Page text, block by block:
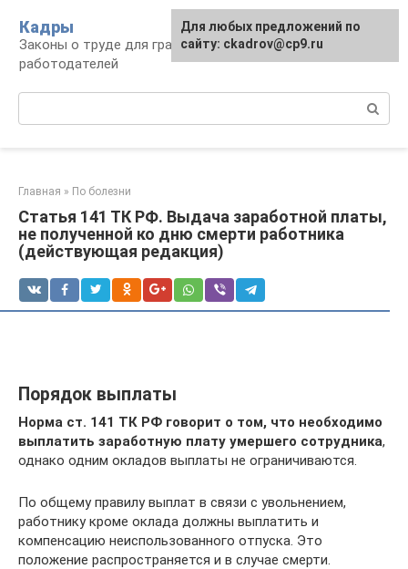
контенту
Кадры
Законы о труде для граждан и
работодателей
Главная » По болезни
Статья 141 ТК РФ. Выдача заработной платы,
не полученной ко дню смерти работника
(действующая редакция)
Порядок выплаты
Норма ст. 141 ТК РФ говорит о том, что необходимо
выплатить заработную плату умершего сотрудника,
однако одним окладов выплаты не ограничиваются.
По общему правилу выплат в связи с увольнением,
работнику кроме оклада должны выплатить и
компенсацию неиспользованного отпуска. Это
положение распространяется и в случае смерти.
Для любых предложений по
сайту: ckadrov@cp9.ru